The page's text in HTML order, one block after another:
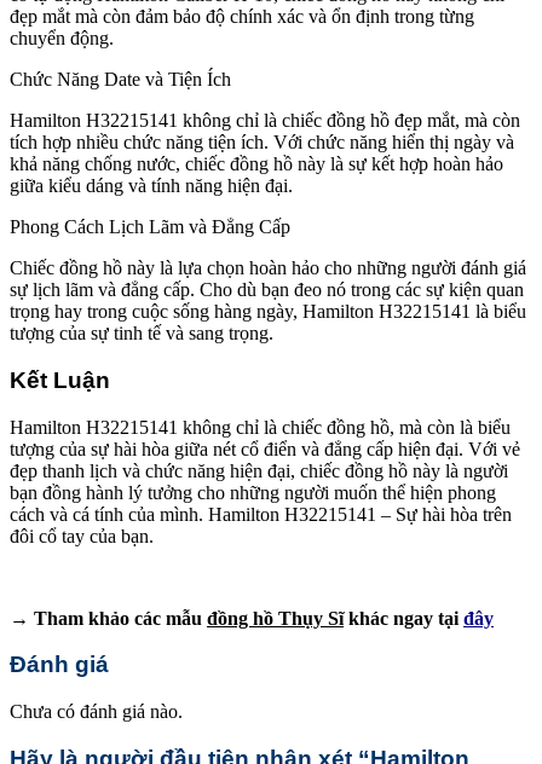
đẹp mắt mà còn đảm bảo độ chính xác và ổn định trong từng
chuyển động.
Chức Năng Date và Tiện Ích
Hamilton H32215141 không chỉ là chiếc đồng hồ đẹp mắt, mà còn
tích hợp nhiều chức năng tiện ích. Với chức năng hiển thị ngày và
khả năng chống nước, chiếc đồng hồ này là sự kết hợp hoàn hảo
giữa kiểu dáng và tính năng hiện đại.
Phong Cách Lịch Lãm và Đẳng Cấp
Chiếc đồng hồ này là lựa chọn hoàn hảo cho những người đánh giá
sự lịch lãm và đẳng cấp. Cho dù bạn đeo nó trong các sự kiện quan
trọng hay trong cuộc sống hàng ngày, Hamilton H32215141 là biểu
tượng của sự tinh tế và sang trọng.
Kết Luận
Hamilton H32215141 không chỉ là chiếc đồng hồ, mà còn là biểu
tượng của sự hài hòa giữa nét cổ điển và đẳng cấp hiện đại. Với vẻ
đẹp thanh lịch và chức năng hiện đại, chiếc đồng hồ này là người
bạn đồng hành lý tưởng cho những người muốn thể hiện phong
cách và cá tính của mình. Hamilton H32215141 – Sự hài hòa trên
đôi cổ tay của bạn.
→ Tham khảo các mẫu đồng hồ Thụy Sĩkhác ngay tại đây
Đánh giá
Chưa có đánh giá nào.
Hãy là người đầu tiên nhận xét “Hamilton